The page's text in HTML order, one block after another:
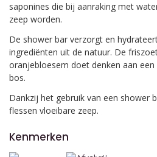
saponines die bij aanraking met
zeep worden.
De shower bar verzorgt en
ingrediënten uit de natuur. De
oranjebloesem doet denken aan
bos.
Dankzij het gebruik van een shower
flessen vloeibare zeep.
Kenmerken